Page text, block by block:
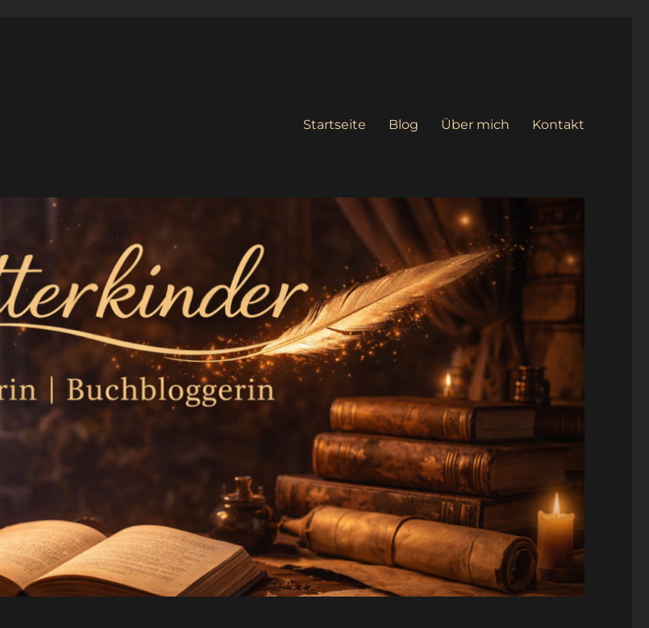
Startseite Blog Über mich Kontakt